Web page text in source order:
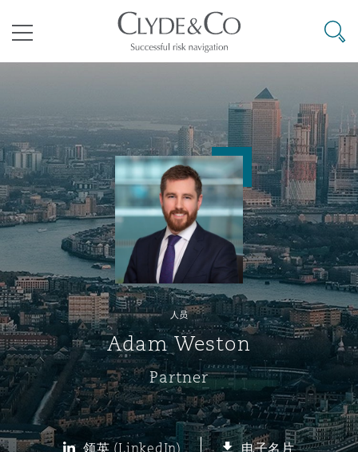
空 Business Jets
Carrier Liability
Commerical Dispute
Debt Recovery
Emergency Response & Crisis
Management
业与咨询
商业
公司
企业、商业与合规保险
数据保护与隐私权
劳动、养老金和移民n
议解决
Commercial Arbitration
Commercial Disputes
Commercial Litigation
源、海洋与贸易
Energy & Natural Resources
Marine
Trade & Commodities
险和再保险
Bermuda Form
Casualty
Corporate, Commercial &
Insurance
Cyber Risk
Employers' & Public Liability
Construction Disputes
环境保护法
基础设施
PPP/PFI
Public Procurement
Anti-Bribery & Corruption
Compliance
External Investigations
Financial Services
Fraud & White-Collar Crime
候变化
Code
& Co Newton - 解锁智能索赔新模式
议融资
Eco Audit
罗
普敦
累斯萨拉姆
翰内斯堡
罗比 – 联营办公室
谷
京
里斯班
庆
港
拉加斯
西哥城
约热内卢
地亚哥 – 联营办公室
保罗
布扎比
罗
哈
拜
达
特兰大
士顿
尔加里
加哥
拉斯
伯丁
尔法斯特
明翰
里斯托尔
里
目录
其礼律所事务所
搜寻
人员
Adam Weston
Partner
领英 (LinkedIn) 电子名片